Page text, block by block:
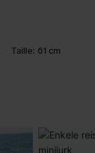
Taille: 61 cm